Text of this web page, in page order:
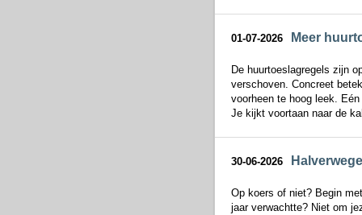
01-07-2026 Meer
De huurtoeslagregels zijn
verschoven. Concreet
voorheen te hoog leek.
Je kijkt voortaan naar de
30-06-2026
Op koers of niet? Begin
jaar verwachtte? Niet om